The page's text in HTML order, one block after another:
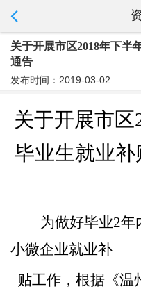
关于开展市区2018年下半
通告
发布时间：2019-03-02
关于开展市区
毕业生就业补
为做好毕业2年
小微企业就业补
贴工作，根据《温